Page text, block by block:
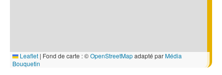
Leaflet | Fond de carte : ©OpenStreetMapadapté parMédia
Bouquetin